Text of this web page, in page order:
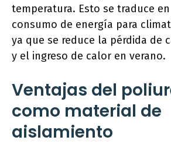
temperatura. Esto se traduce
consumo de energía para
ya que se reduce la pérdida de
y el ingreso de calor en verano.
Ventajas del
como material de
aislamiento